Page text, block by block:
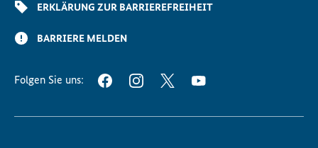
ERKLÄRUNG ZUR BARRIEREFREIHEIT
BARRIERE MELDEN
Folgen Sie uns: FACEBOOKINSTAGRAM
TWITTERYOUTUBE